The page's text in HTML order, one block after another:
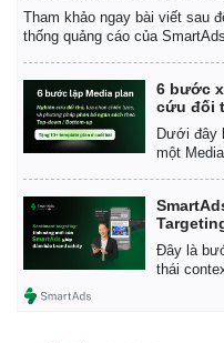
Tham khảo ngay bài viết sau
thống quảng cáo của SmartAds.
6 bước
cứu đối
Dưới đây
một
Đây là
thái